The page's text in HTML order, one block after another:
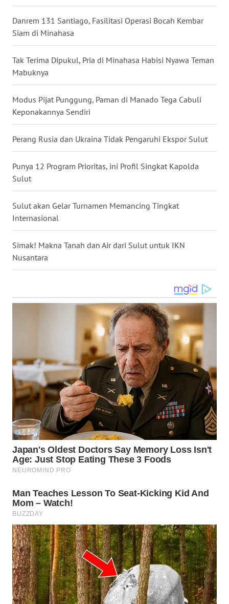
Danrem 131 Santiago, Fasilitasi Operasi Bocah Kembar
Siam di Minahasa
Tak Terima Dipukul, Pria di Minahasa Habisi Nyawa Teman
Mabuknya
Modus Pijat Punggung, Paman di Manado Tega Cabuli
Keponakannya Sendiri
Perang Rusia dan Ukraina Tidak Pengaruhi Ekspor Sulut
Punya 12 Program Prioritas, ini Profil Singkat Kapolda
Sulut
Sulut akan Gelar Turnamen Memancing Tingkat
Internasional
Simak! Makna Tanah dan Air dari Sulut untuk IKN
Nusantara
JATENG
NUSANTARA
JOGJA
JATIM
WN
BALI
WN
KALBAR
WN
WN
KALTIM
WN
SULSEL
WN
GORONTALO
WN
WN
MALUKU
WN
MALUT
WN
DAIRI